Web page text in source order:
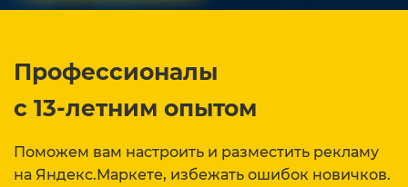
Профессионалы
с 13-летним опытом
Поможем вам настроить и разместить рекламу
на Яндекс.Маркете, избежать ошибок новичков.